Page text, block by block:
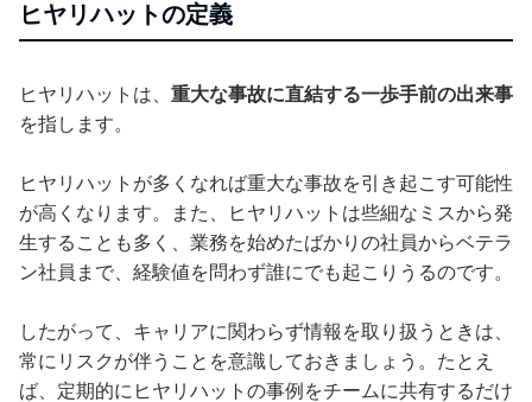
ヒヤリハットの定義
ヒヤリハットは、 重大な事故に直結する一歩手前の出来事
を指します。
ヒヤリハットが多くなれば重大な事故を引き起こす可能性
が高くなります。また、ヒヤリハットは些細なミスから発
生することも多く、業務を始めたばかりの社員からベテラ
ン社員まで、経験値を問わず誰にでも起こりうるのです。
したがって、キャリアに関わらず情報を取り扱うときは、
常にリスクが伴うことを意識しておきましょう。たとえ
ば、定期的にヒヤリハットの事例をチームに共有するだけ